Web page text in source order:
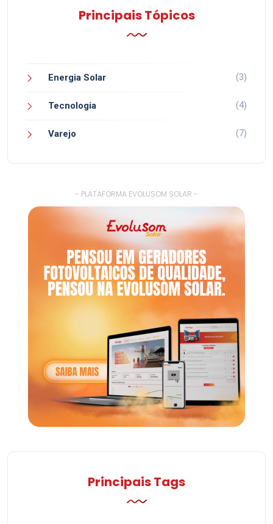
Principais Tópicos
Energia Solar (3)
Tecnologia (4)
Varejo (7)
- PLATAFORMA EVOLUSOM SOLAR -
Principais Tags